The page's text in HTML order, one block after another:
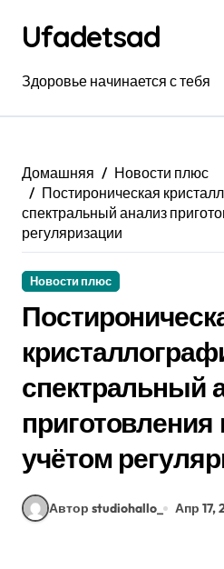
содержанию
Ufadetsad
Здоровье начинается с тебя
Домашняя
Новости плюс
Постироническая
спектральный анализ
регуляризации
Новости плюс
спектральный
учётом
Автор studiohallo_ Апр 17,